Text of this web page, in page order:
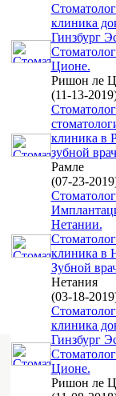
клиника
Гинзбург
Ционе.
Ришон ле
(11-13-
клиника в
зубной
Рамле
(07-23-
Нетании.
клиника в
Зубной
Нетания
(03-18-
клиника
Гинзбург
Ционе.
Ришон ле